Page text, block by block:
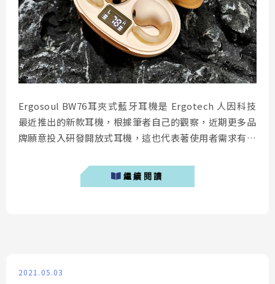
Ergosoul BW76耳夾式藍牙耳機是 Ergotech 人因科技
最近推出的新款耳機，根據筆者自己的觀察，近期更多品
牌願意投入研發開放式耳機，這也代表著使用者需求有逐
採用的是耳夾式設計，其舒服又耐戴的特性，對於有長時
間使用耳機需求的人來說是一大福音。今天筆者將透過本
繼續閱讀
2021.05.03